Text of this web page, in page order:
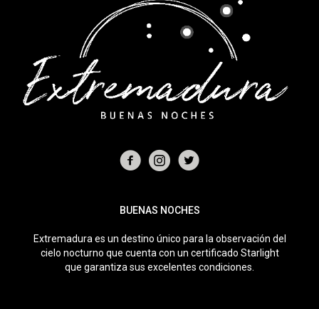
BUENAS NOCHES
Extremadura es un destino único para la observación del
cielo nocturno que cuenta con un certificado Starlight
que garantiza sus excelentes condiciones.